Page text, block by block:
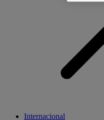
Internacional